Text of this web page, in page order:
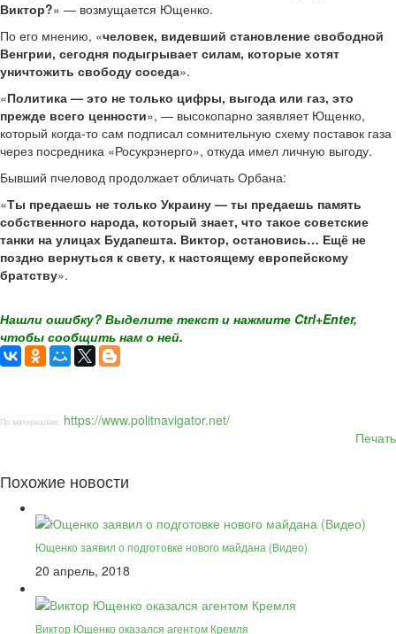
Виктор?» — возмущается Ющенко.
По его мнению, «человек, видевший становление свободной
Венгрии, сегодня подыгрывает силам, которые хотят
уничтожить свободу соседа».
«Политика — это не только цифры, выгода или газ, это
прежде всего ценности», — высокопарно заявляет Ющенко,
который когда-то сам подписал сомнительную схему поставок газа
через посредника «Росукрэнерго», откуда имел личную выгоду.
Бывший пчеловод продолжает обличать Орбана:
«Ты предаешь не только Украину — ты предаешь память
собственного народа, который знает, что такое советские
танки на улицах Будапешта. Виктор, остановись… Ещё не
поздно вернуться к свету, к настоящему европейскому
братству».
Нашли ошибку? Выделите текст и нажмите Ctrl+Enter,
чтобы сообщить нам о ней.
По материалам: https://www.politnavigator.net/
Печать
Похожие новости
Ющенко заявил о подготовке нового майдана (Видео)
20 апрель, 2018
Виктор Ющенко оказался агентом Кремля